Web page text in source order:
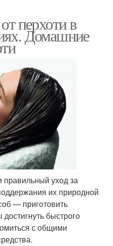
перхоти в
Домашние
правильный уход за
их природной
— приготовить
быстрого
с общими